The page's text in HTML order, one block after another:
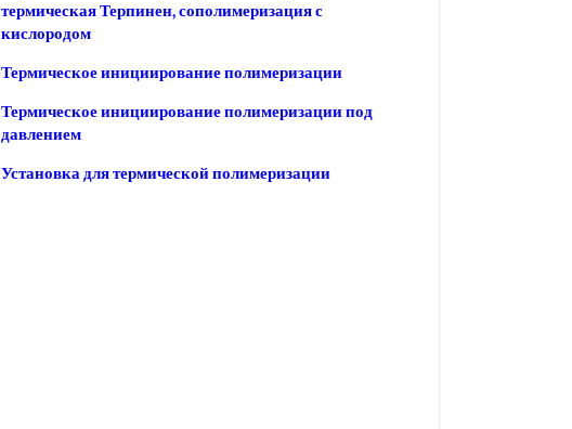
термическая Терпинен, сополимеризация с
кислородом
Термическое инициирование полимеризации
Термическое инициирование полимеризации под
давлением
Установка для термической полимеризации